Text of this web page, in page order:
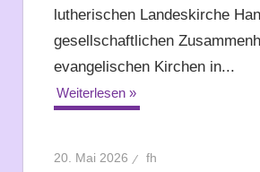
lutherischen Landeskirche
gesellschaftlichen
evangelischen Kirchen in...
Weiterlesen
20. Mai 2026 fh